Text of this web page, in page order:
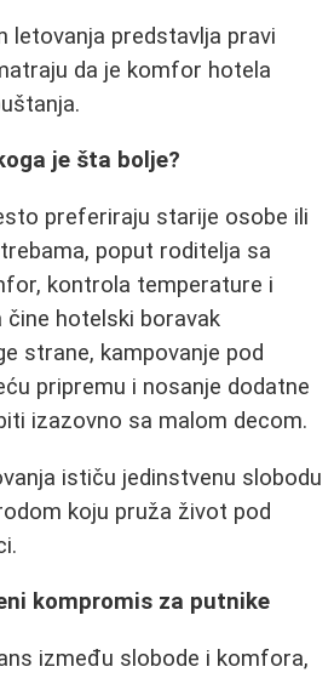
letovanja predstavlja pravi
da je komfor hotela
je šta bolje?
preferiraju starije osobe ili
poput roditelja sa
kontrola temperature i
čine hotelski boravak
strane, kampovanje pod
pripremu i nosanje dodatne
izazovno sa malom decom.
ističu jedinstvenu slobodu
koju pruža život pod
kompromis za putnike
između slobode i komfora,